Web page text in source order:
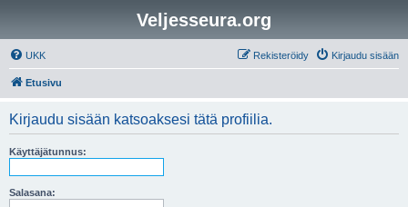
Veljesseura.org
UKK Kirjaudu sisään
Rekisteröidy
Etusivu
Kirjaudu sisään katsoaksesi tätä profiilia.
Käyttäjätunnus:
Salasana: